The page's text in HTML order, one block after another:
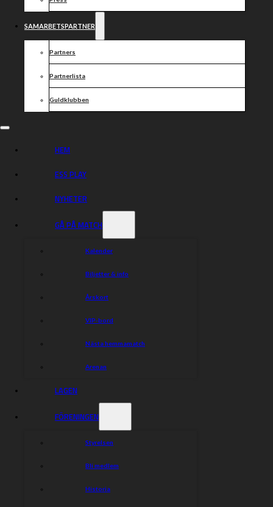
SAMARBETSPARTNER
Partners
Partnerlista
Guldklubben
HEM
ESS PLAY
NYHETER
GÅ PÅ MATCH
Kalender
Biljetter & info
Årskort
VIP-bord
Nästa hemmamatch
Arenan
LAGEN
FÖRENINGEN
Styrelsen
Bli medlem
Historia
Norbert Kosciuch 8+4p (1,2’1′,2′,2′)
Robert Lambert 10+2p (2′,1,2,3,2′,0)
Dela nyheten: